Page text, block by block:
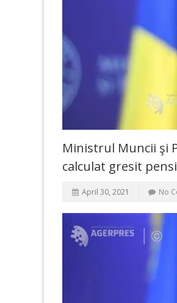
Ministrul Muncii şi
calculat gresit
April 30, 2021 No